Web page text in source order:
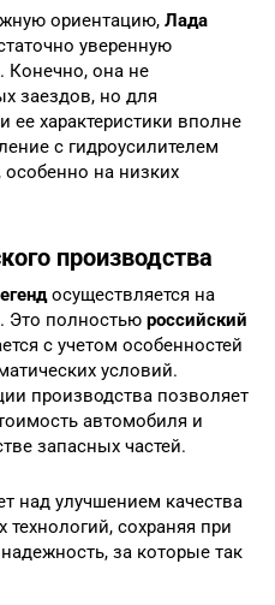
ориентацию, Лада
уверенную
Конечно, она не
заездов, но для
ее характеристики вполне
с гидроусилителем
особенно на низких
производства
осуществляется на
Это полностью российский
с учетом особенностей
условий.
производства позволяет
автомобиля и
запасных частей.
над улучшением качества
сохраняя при
за которые так